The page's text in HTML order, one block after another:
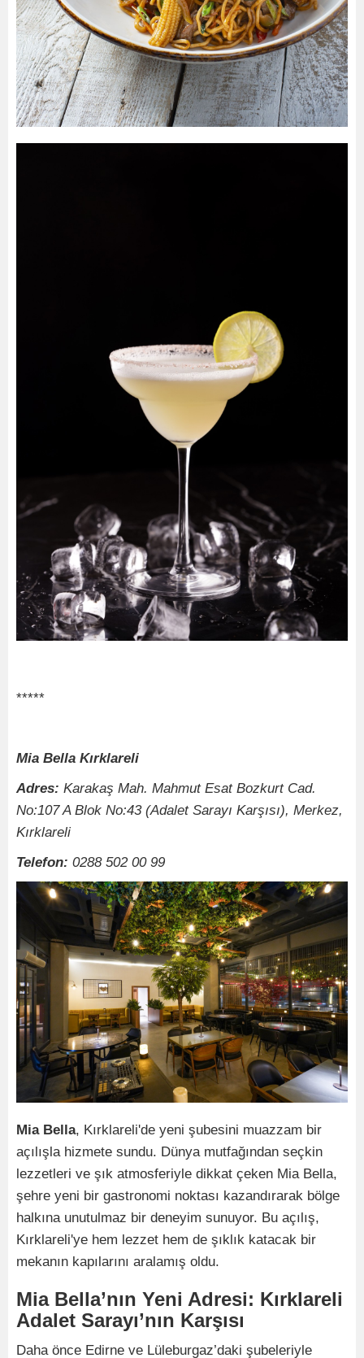
*****
Mia Bella Kırklareli
Adres: Karakaş Mah. Mahmut Esat Bozkurt Cad.
No:107 A Blok No:43 (Adalet Sarayı Karşısı), Merkez,
Kırklareli
Telefon: 0288 502 00 99
Mia Bella, Kırklareli'de yeni şubesini muazzam bir
açılışla hizmete sundu. Dünya mutfağından seçkin
lezzetleri ve şık atmosferiyle dikkat çeken Mia Bella,
şehre yeni bir gastronomi noktası kazandırarak bölge
halkına unutulmaz bir deneyim sunuyor. Bu açılış,
Kırklareli'ye hem lezzet hem de şıklık katacak bir
mekanın kapılarını aralamış oldu.
Mia Bella’nın Yeni Adresi: Kırklareli
Adalet Sarayı’nın Karşısı
Daha önce Edirne ve Lüleburgaz’daki şubeleriyle